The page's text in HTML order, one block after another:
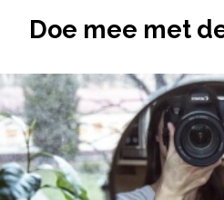
Doe mee met